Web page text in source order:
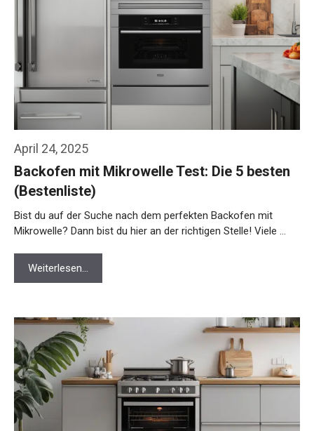
April 24, 2025
Backofen mit Mikrowelle Test: Die 5 besten
(Bestenliste)
Bist du auf der Suche nach dem perfekten Backofen mit
Mikrowelle? Dann bist du hier an der richtigen Stelle! Viele …
Weiterlesen…